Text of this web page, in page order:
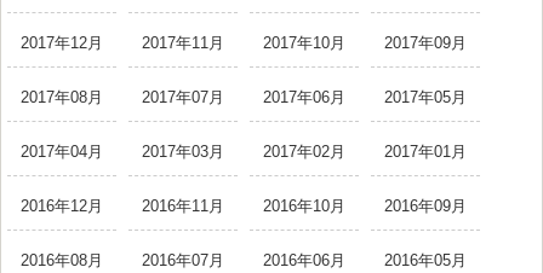
2017年12月 2017年11月 2017年10月 2017年09月
2017年08月 2017年07月 2017年06月 2017年05月
2017年04月 2017年03月 2017年02月 2017年01月
2016年12月 2016年11月 2016年10月 2016年09月
2016年08月 2016年07月 2016年06月 2016年05月